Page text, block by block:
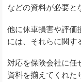
などの資料が必要と
他に休車損害や評価
には、それらに関す
対応を保険会社に任
資料を揃えてくれた